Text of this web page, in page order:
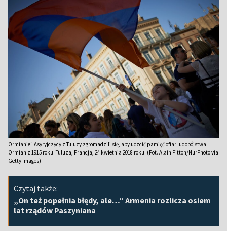
Ormianie i Asyryjczycy z Tuluzy zgromadzili się, aby uczcić pamięć ofiar ludobójstwa
Ormian z 1915 roku. Tuluza, Francja, 24 kwietnia 2018 roku. (Fot. Alain Pitton/NurPhoto via
Getty Images)
Czytaj także:
„On też popełnia błędy, ale…” Armenia rozlicza osiem
lat rządów Paszyniana